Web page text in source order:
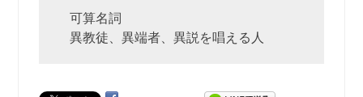
可算名詞
異教徒、異端者、異説を唱える人